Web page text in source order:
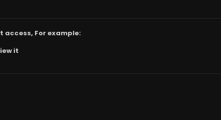
For example:
it